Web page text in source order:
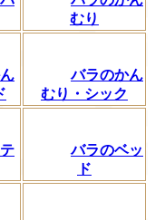
むり
バラのかん
むり・シック
バラのベッ
ド